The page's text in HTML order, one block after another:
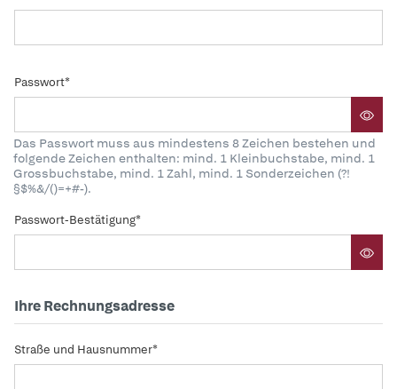
Passwort*
Das Passwort muss aus mindestens 8 Zeichen bestehen und
folgende Zeichen enthalten: mind. 1 Kleinbuchstabe, mind. 1
Grossbuchstabe, mind. 1 Zahl, mind. 1 Sonderzeichen (?!
§$%&/()=+#-).
Passwort-Bestätigung*
Ihre Rechnungsadresse
Straße und Hausnummer*